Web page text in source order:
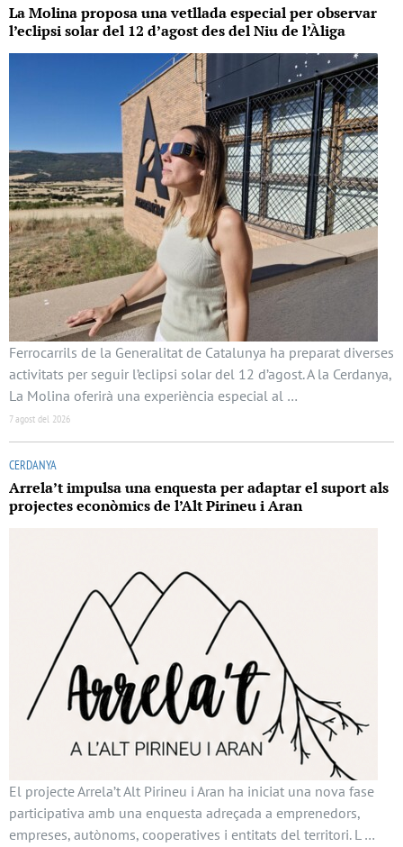
La Molina proposa una vetllada especial per observar
l’eclipsi solar del 12 d’agost des del Niu de l’Àliga
Ferrocarrils de la Generalitat de Catalunya ha preparat diverses
activitats per seguir l’eclipsi solar del 12 d’agost. A la Cerdanya,
La Molina oferirà una experiència especial al …
7 agost del 2026
CERDANYA
Arrela’t impulsa una enquesta per adaptar el suport als
projectes econòmics de l’Alt Pirineu i Aran
El projecte Arrela’t Alt Pirineu i Aran ha iniciat una nova fase
participativa amb una enquesta adreçada a emprenedors,
empreses, autònoms, cooperatives i entitats del territori. L …